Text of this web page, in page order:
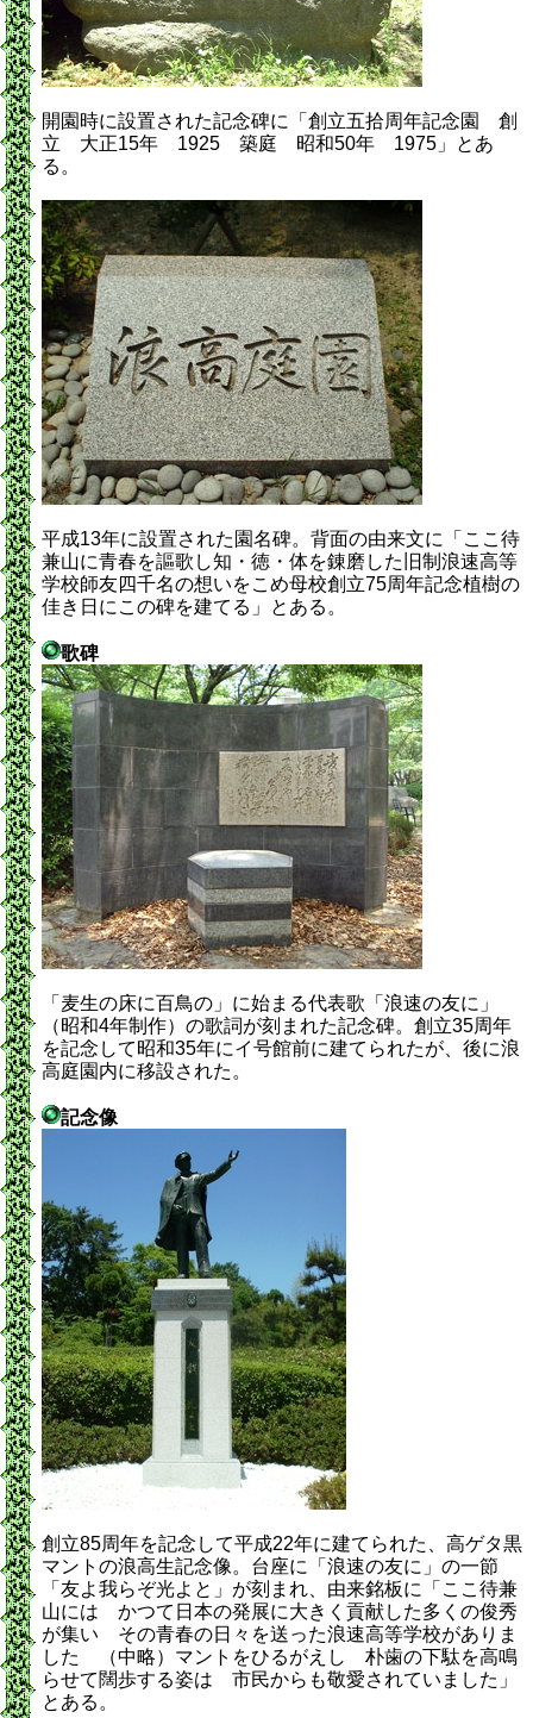
開園時に設置された記念碑に「創立五拾周年記念園 創
立 大正15年 1925 築庭 昭和50年 1975」とあ
る。
平成13年に設置された園名碑。背面の由来文に「ここ待
兼山に青春を謳歌し知・徳・体を錬磨した旧制浪速高等
学校師友四千名の想いをこめ母校創立75周年記念植樹の
佳き日にこの碑を建てる」とある。
歌碑
「麦生の床に百鳥の」に始まる代表歌「浪速の友に」
（昭和4年制作）の歌詞が刻まれた記念碑。創立35周年
を記念して昭和35年にイ号館前に建てられたが、後に浪
高庭園内に移設された。
記念像
創立85周年を記念して平成22年に建てられた、高ゲタ黒
マントの浪高生記念像。台座に「浪速の友に」の一節
「友よ我らぞ光よと」が刻まれ、由来銘板に「ここ待兼
山には かつて日本の発展に大きく貢献した多くの俊秀
が集い その青春の日々を送った浪速高等学校がありま
した （中略）マントをひるがえし 朴歯の下駄を高鳴
らせて闊歩する姿は 市民からも敬愛されていました」
とある。